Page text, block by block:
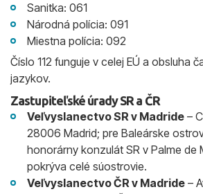
Sanitka: 061
Národná polícia: 091
Miestna polícia: 092
Číslo 112 funguje v celej EÚ a obsluha
jazykov.
Zastupiteľské úrady SR a ČR
Veľvyslanectvo SR v Madride –
28006 Madrid; pre Baleárske
honorárny konzulát SR v Palme de
pokrýva celé súostrovie.
Veľvyslanectvo ČR v Madride –